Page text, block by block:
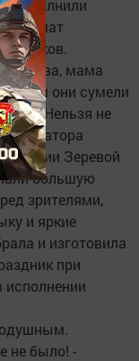
исполнили
Азамат
Раков.
мама
сыном они сумели
Нельзя не
Марии Зеревой
большую
зрителями,
и яркие
и изготовила
при
исполнении
не было! -